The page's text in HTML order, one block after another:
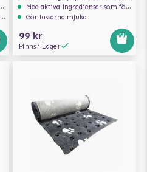
Med aktiva ingredienser som försvarar huden
Gör tassarna mjuka
99 kr
Finns i Lager